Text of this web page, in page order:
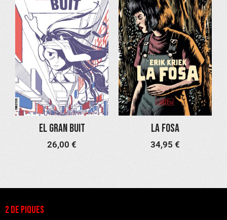
El gran buit
26,00 €
La fosa
34,95 €
2 DE PIQUES